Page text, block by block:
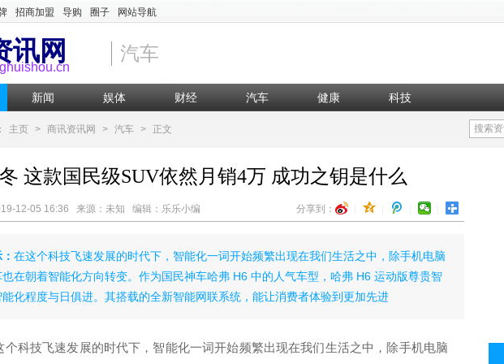
招商加盟 导购 圈子 网站导航
讯网 汽车
新闻 娱体 财经 汽车 健康 科技
主页 > 商讯资讯网 > 汽车 > 正文 搜索
这款国民级SUV依然月销4万 成功之钥是什么
分享到：
12-05 16:36 来源：未知 编辑：乐乐小编
在这个科技飞速发展的时代下，智能化一词开始频繁出现在我们生活之中，除手机电脑
在朝着智能化方向转变。作为国民神车哈弗 H6 中的人气车型，哈弗 H6 运动版尊贵智
化程度与日俱进。其搭载的全新智能网联系统，能让消费者体验到更加先进
个科技飞速发展的时代下，智能化一词开始频繁出现在我们生活之中，除手机电脑